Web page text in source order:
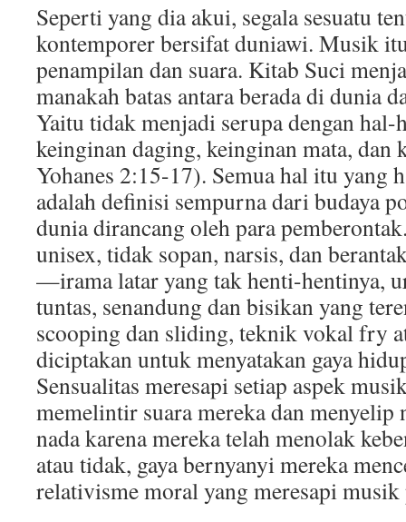
Seperti yang dia akui, segala sesuatu
kontemporer bersifat duniawi. Musik
penampilan dan suara. Kitab Suci
manakah batas antara berada di dunia
Yaitu tidak menjadi serupa dengan hal-
keinginan daging, keinginan mata, dan
Yohanes 2:15-17). Semua hal itu yang
adalah definisi sempurna dari budaya
dunia dirancang oleh para
unisex, tidak sopan, narsis, dan
—irama latar yang tak henti-hentinya,
tuntas, senandung dan bisikan yang
scooping dan sliding, teknik vokal fry
diciptakan untuk menyatakan gaya
Sensualitas meresapi setiap aspek
memelintir suara mereka dan
nada karena mereka telah menolak
atau tidak, gaya bernyanyi mereka
relativisme moral yang meresapi